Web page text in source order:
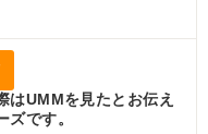
はUMMを見たとお伝え
ズです。